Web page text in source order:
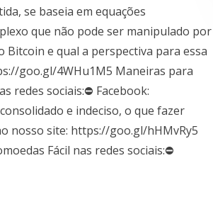
se baseia em equações
que não pode ser manipulado por
Bitcoin e qual a perspectiva para essa
goo.gl/4WHu1M5 Maneiras para
redes sociais:⛔ Facebook:
e indeciso, o que fazer
nosso site: https://goo.gl/hHMvRy5
Fácil nas redes sociais:⛔